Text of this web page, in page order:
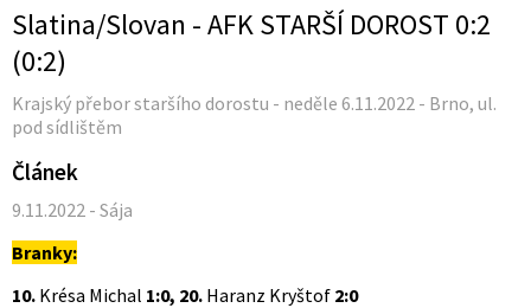
Slatina/Slovan - AFK STARŠÍ DOROST 0:2
(0:2)
Krajský přebor staršího dorostu - neděle 6.11.2022 - Brno, ul.
pod sídlištěm
Článek
9.11.2022 - Sája
Branky:
10. Krésa Michal 1:0, 20. Haranz Kryštof 2:0